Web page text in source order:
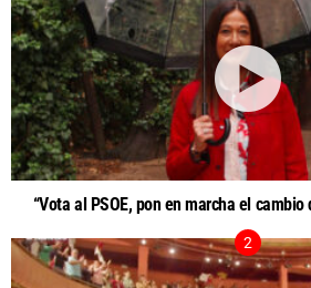
“Vota al PSOE, pon en marcha el